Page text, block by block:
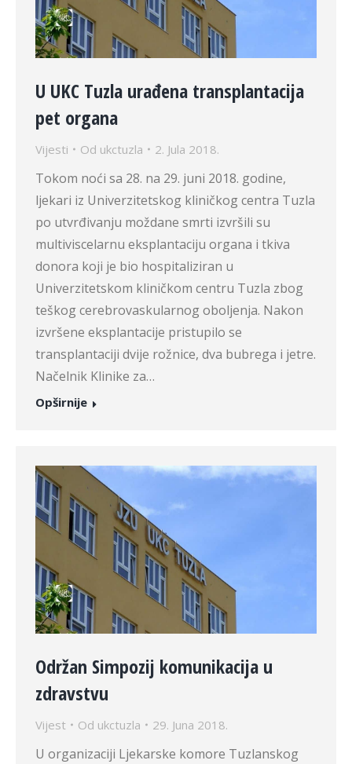
U UKC Tuzla urađena transplantacija
pet organa
Vijesti Od ukctuzla 2. Jula 2018.
Tokom noći sa 28. na 29. juni 2018. godine,
ljekari iz Univerzitetskog kliničkog centra Tuzla
po utvrđivanju moždane smrti izvršili su
multiviscelarnu eksplantaciju organa i tkiva
donora koji je bio hospitaliziran u
Univerzitetskom kliničkom centru Tuzla zbog
teškog cerebrovaskularnog oboljenja. Nakon
izvršene eksplantacije pristupilo se
transplantaciji dvije rožnice, dva bubrega i jetre.
Načelnik Klinike za…
Opširnije
Održan Simpozij komunikacija u
zdravstvu
Vijest Od ukctuzla 29. Juna 2018.
U organizaciji Ljekarske komore Tuzlanskog